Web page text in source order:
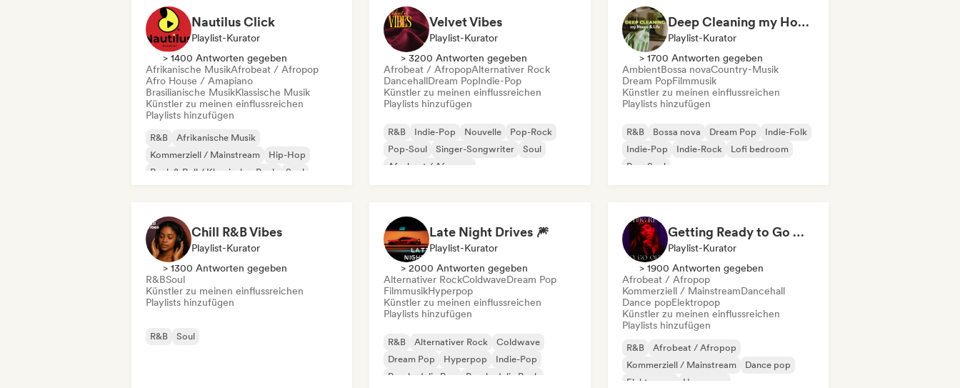
Nautilus Click
Playlist-Kurator
> 1400 Antworten gegeben
Afrikanische MusikAfrobeat / Afropop
Afro House / Amapiano
Brasilianische MusikKlassische Musik
Künstler zu meinen einflussreichen
Playlists hinzufügen
R&B
Afrikanische Musik
Kommerziell / Mainstream
Hip-Hop
Rock & Roll / Klassischer Rock
Soul
Velvet Vibes
Playlist-Kurator
> 3200 Antworten gegeben
Afrobeat / AfropopAlternativer Rock
DancehallDream PopIndie-Pop
Künstler zu meinen einflussreichen
Playlists hinzufügen
R&B Indie-Pop Nouvelle
Pop-Rock
Pop-Soul
Singer-Songwriter
Soul
Afrobeat / Afropop
Deep Cleaning my House and Life 🫧 Bedroom Pop & Indie Pop
Playlist-Kurator
> 1700 Antworten gegeben
AmbientBossa novaCountry-Musik
Dream PopFilmmusik
Künstler zu meinen einflussreichen
Playlists hinzufügen
R&B Bossa nova Dream Pop
Indie-Folk
Indie-Pop
Indie-Rock
Lofi bedroom
Pop-Soul
Chill R&B Vibes
Playlist-Kurator
> 1300 Antworten gegeben
R&BSoul
Künstler zu meinen einflussreichen
Playlists hinzufügen
R&B Soul
Late Night Drives 🎆
Playlist-Kurator
> 2000 Antworten gegeben
Alternativer RockColdwaveDream Pop
FilmmusikHyperpop
Künstler zu meinen einflussreichen
Playlists hinzufügen
R&B Alternativer Rock
Coldwave
Dream Pop
Hyperpop
Indie-Pop
Psychedelic Pop
Psychedelic Rock
Getting Ready to Go Out 🍒💋
Playlist-Kurator
> 1900 Antworten gegeben
Afrobeat / Afropop
Kommerziell / MainstreamDancehall
Dance popElektropop
Künstler zu meinen einflussreichen
Playlists hinzufügen
R&B
Afrobeat / Afropop
Kommerziell / Mainstream
Dance pop
Elektropop
Hyperpop